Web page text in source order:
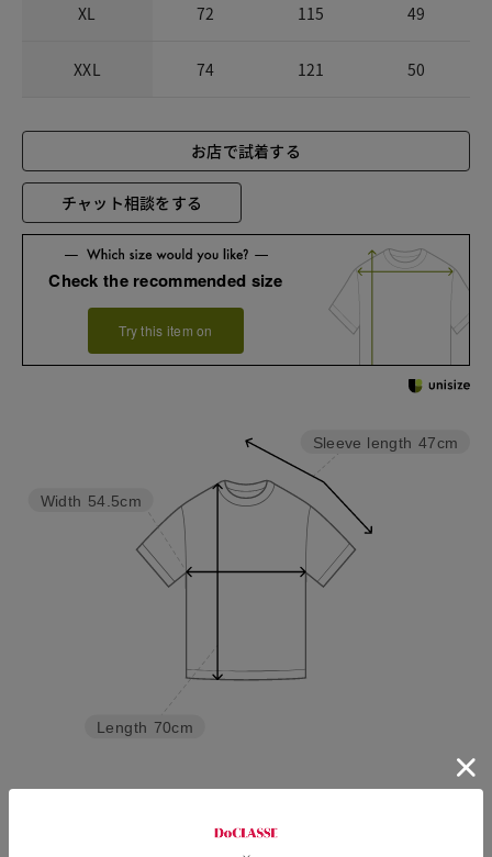
XL 72 115 49
XXL 74 121 50
お店で試着する
チャット相談をする
Check the recommended size
Try this item on
Sleeve length 47cm
Length 70cm
Width 54.5cm
L